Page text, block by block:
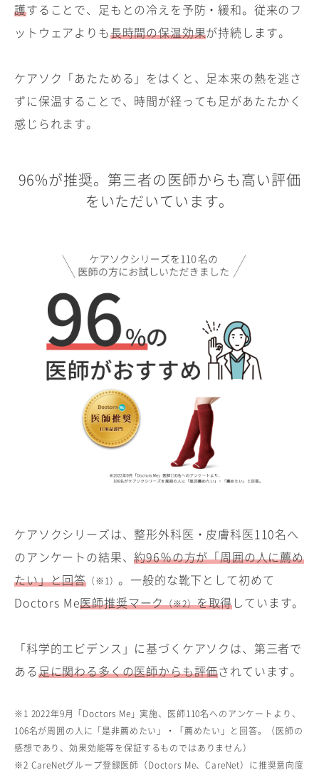
護することで、足もとの冷えを予防・緩和。従来のフ
ットウェアよりも長時間の保温効果が持続します。
ケアソク「あたためる」をはくと、足本来の熱を逃さ
ずに保温することで、時間が経っても足があたたかく
感じられます。
96%が推奨。第三者の医師からも高い評価
をいただいています。
ケアソクシリーズは、整形外科医・皮膚科医110名へ
のアンケートの結果、約96％の方が「周囲の人に薦め
たい」と回答 （※1）。一般的な靴下として初めて
Doctors Me医師推奨マーク（※2）を取得しています。
「科学的エビデンス」に基づくケアソクは、第三者で
ある足に関わる多くの医師からも評価されています。
※1 2022年9月「Doctors Me」実施、医師110名へのアンケートより、
106名が周囲の人に「是非薦めたい」・「薦めたい」と回答。（医師の
感想であり、効果効能等を保証するものではありません）
※2 CareNetグループ登録医師（Doctors Me、CareNet）に推奨意向度